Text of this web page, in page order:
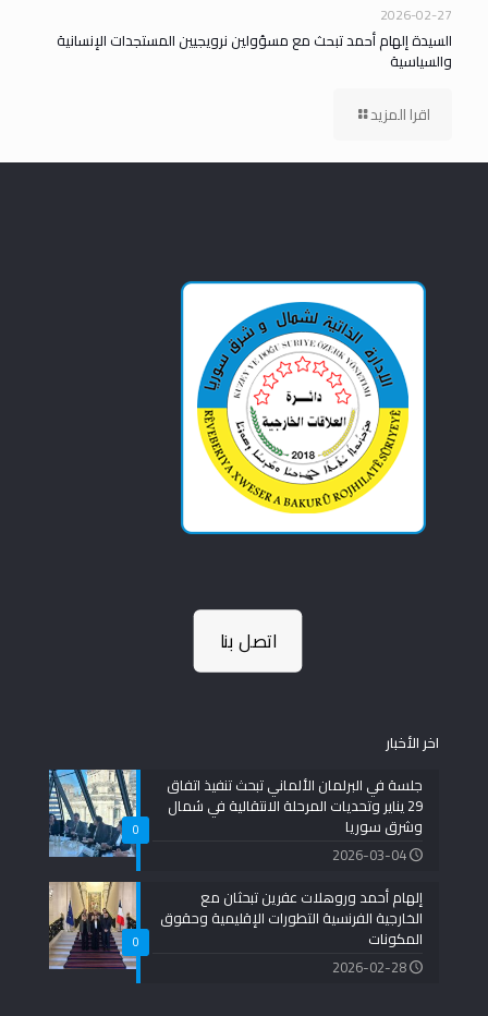
2026-02-27
السيدة إلهام أحمد تبحث مع مسؤولين نرويجيين المستجدات الإنسانية
والسياسية
اقرا المزيد
اتصل بنا
اخر الأخبار
0
جلسة في البرلمان الألماني تبحث تنفيذ اتفاق
29 يناير وتحديات المرحلة الانتقالية في شمال
وشرق سوريا
2026-03-04
0
إلهام أحمد وروهلات عفرين تبحثان مع
الخارجية الفرنسية التطورات الإقليمية وحقوق
المكونات
2026-02-28